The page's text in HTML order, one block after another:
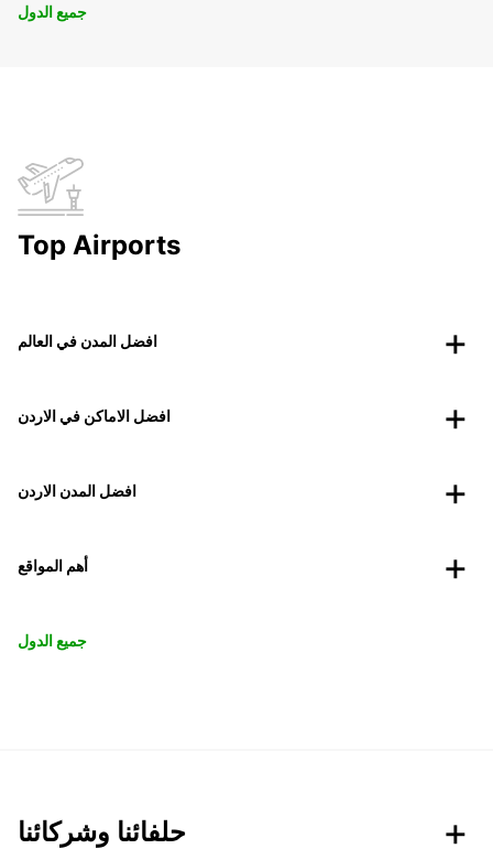
جميع الدول
Top Airports
افضل المدن في العالم
افضل الاماكن في الاردن
افضل المدن الاردن
أهم المواقع
جميع الدول
حلفائنا وشركائنا